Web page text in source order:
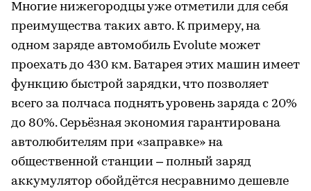
Многие нижегородцы уже отметили для себя
преимущества таких авто. К примеру, на
одном заряде автомобиль Evolute может
проехать до 430 км. Батарея этих машин имеет
функцию быстрой зарядки, что позволяет
всего за полчаса поднять уровень заряда с 20%
до 80%. Серьёзная экономия гарантирована
автолюбителям при «заправке» на
общественной станции – полный заряд
аккумулятор обойдётся несравнимо дешевле